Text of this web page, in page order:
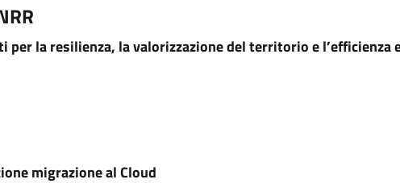
la resilienza, la valorizzazione del territorio e l’efficienza
migrazione al Cloud